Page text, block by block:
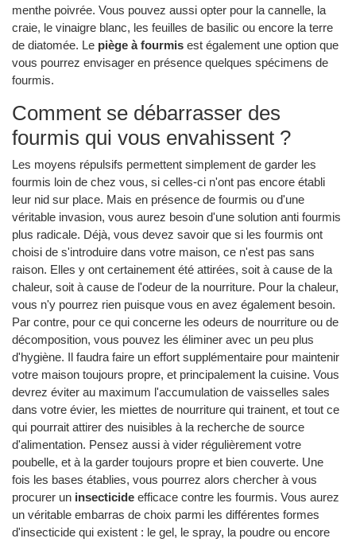
menthe poivrée. Vous pouvez aussi opter pour la cannelle, la
craie, le vinaigre blanc, les feuilles de basilic ou encore la terre
de diatomée. Le piège à fourmis est également une option que
vous pourrez envisager en présence quelques spécimens de
fourmis.
Comment se débarrasser des
fourmis qui vous envahissent ?
Les moyens répulsifs permettent simplement de garder les
fourmis loin de chez vous, si celles-ci n'ont pas encore établi
leur nid sur place. Mais en présence de fourmis ou d'une
véritable invasion, vous aurez besoin d'une solution anti fourmis
plus radicale. Déjà, vous devez savoir que si les fourmis ont
choisi de s'introduire dans votre maison, ce n'est pas sans
raison. Elles y ont certainement été attirées, soit à cause de la
chaleur, soit à cause de l'odeur de la nourriture. Pour la chaleur,
vous n'y pourrez rien puisque vous en avez également besoin.
Par contre, pour ce qui concerne les odeurs de nourriture ou de
décomposition, vous pouvez les éliminer avec un peu plus
d'hygiène. Il faudra faire un effort supplémentaire pour maintenir
votre maison toujours propre, et principalement la cuisine. Vous
devrez éviter au maximum l'accumulation de vaisselles sales
dans votre évier, les miettes de nourriture qui trainent, et tout ce
qui pourrait attirer des nuisibles à la recherche de source
d'alimentation. Pensez aussi à vider régulièrement votre
poubelle, et à la garder toujours propre et bien couverte. Une
fois les bases établies, vous pourrez alors chercher à vous
procurer un insecticide efficace contre les fourmis. Vous aurez
un véritable embarras de choix parmi les différentes formes
d'insecticide qui existent : le gel, le spray, la poudre ou encore